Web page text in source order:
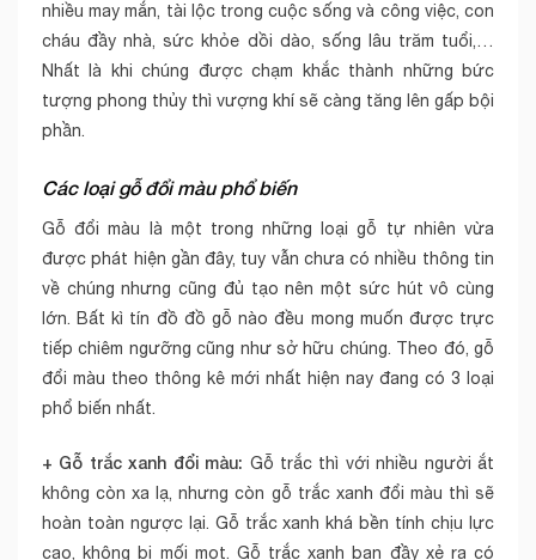
nhiều may mắn, tài lộc trong cuộc sống và công việc, con
cháu đầy nhà, sức khỏe dồi dào, sống lâu trăm tuổi,…
Nhất là khi chúng được chạm khắc thành những bức
tượng phong thủy thì vượng khí sẽ càng tăng lên gấp bội
phần.
Các loại gỗ đổi màu phổ biến
Gỗ đổi màu là một trong những loại gỗ tự nhiên vừa
được phát hiện gần đây, tuy vẫn chưa có nhiều thông tin
về chúng nhưng cũng đủ tạo nên một sức hút vô cùng
lớn. Bất kì tín đồ đồ gỗ nào đều mong muốn được trực
tiếp chiêm ngưỡng cũng như sở hữu chúng. Theo đó, gỗ
đổi màu theo thông kê mới nhất hiện nay đang có 3 loại
phổ biến nhất.
+ Gỗ trắc xanh đổi màu: Gỗ trắc thì với nhiều người ắt
không còn xa lạ, nhưng còn gỗ trắc xanh đổi màu thì sẽ
hoàn toàn ngược lại. Gỗ trắc xanh khá bền tính chịu lực
cao, không bị mối mọt. Gỗ trắc xanh ban đầy xẻ ra có